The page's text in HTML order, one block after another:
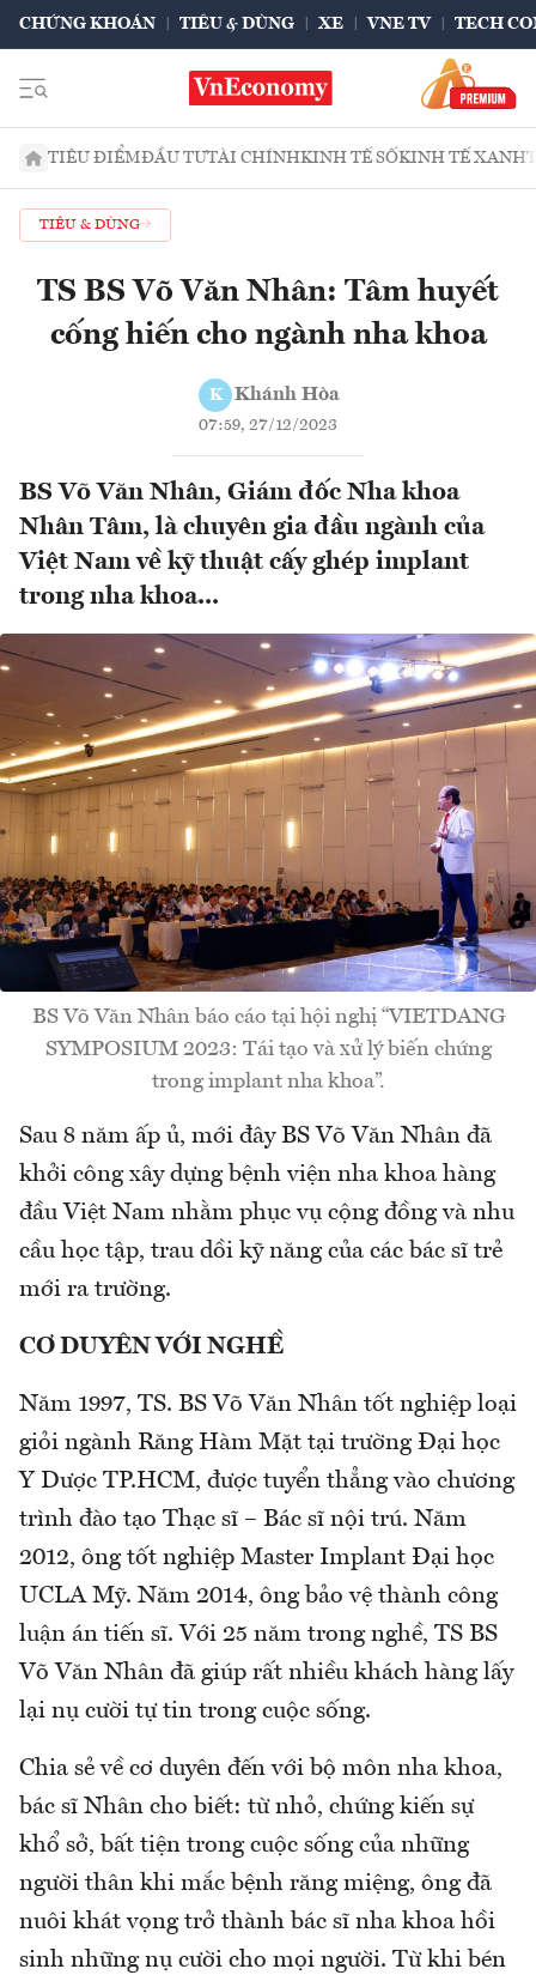
CHỨNG KHOÁN TIÊU & DÙNG XE VNE TV TECH
TIÊU ĐIỂMĐẦU TƯTÀI CHÍNHKINH TẾ SỐKINH TẾ XANH
TIÊU & DÙNG
TS BS Võ Văn Nhân: Tâm huyết
cống hiến cho ngành nha khoa
K Khánh Hòa
07:59, 27/12/2023
BS Võ Văn Nhân, Giám đốc Nha khoa
Nhân Tâm, là chuyên gia đầu ngành của
Việt Nam về kỹ thuật cấy ghép implant
trong nha khoa...
BS Võ Văn Nhân báo cáo tại hội nghị “VIETDANG
SYMPOSIUM 2023: Tái tạo và xử lý biến chứng
trong implant nha khoa”.
Sau 8 năm ấp ủ, mới đây BS Võ Văn Nhân đã
khởi công xây dựng bệnh viện nha khoa hàng
đầu Việt Nam nhằm phục vụ cộng đồng và nhu
cầu học tập, trau dồi kỹ năng của các bác sĩ trẻ
mới ra trường.
CƠ DUYÊN VỚI NGHỀ
Năm 1997, TS. BS Võ Văn Nhân tốt nghiệp loại
giỏi ngành Răng Hàm Mặt tại trường Đại học
Y Dược TP.HCM, được tuyển thẳng vào chương
trình đào tạo Thạc sĩ – Bác sĩ nội trú. Năm
2012, ông tốt nghiệp Master Implant Đại học
UCLA Mỹ. Năm 2014, ông bảo vệ thành công
luận án tiến sĩ. Với 25 năm trong nghề, TS BS
Võ Văn Nhân đã giúp rất nhiều khách hàng lấy
lại nụ cười tự tin trong cuộc sống.
Chia sẻ về cơ duyên đến với bộ môn nha khoa,
bác sĩ Nhân cho biết: từ nhỏ, chứng kiến sự
khổ sở, bất tiện trong cuộc sống của những
người thân khi mắc bệnh răng miệng, ông đã
nuôi khát vọng trở thành bác sĩ nha khoa hồi
sinh những nụ cười cho mọi người. Từ khi bén